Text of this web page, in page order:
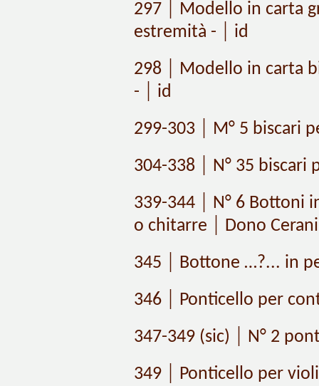
297 │ Modello in carta
estremità - │ id
298 │ Modello in carta
- │ id
299-303 │ M° 5 biscari
304-338 │ N° 35 biscari
339-344 │ N° 6 Bottoni
o chitarre │ Dono
345 │ Bottone …?... in
346 │ Ponticello per
347-349 (sic) │ N° 2
349 │ Ponticello per